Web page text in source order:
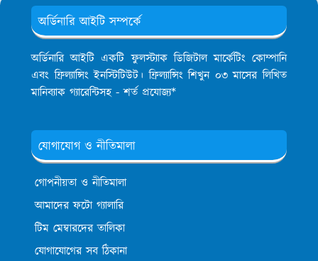
অর্ডিনারি আইটি সম্পর্কে
অর্ডিনারি আইটি একটি ফুলস্ট্যাক ডিজিটাল মার্কেটিং কোম্পানি
এবং ফ্রিল্যান্সিং ইনস্টিটিউট। ফ্রিল্যান্সিং শিখুন ০৩ মাসের লিখিত
মানিব্যাক গ্যারেন্টিসহ - শর্ত প্রযোজ্য*
যোগাযোগ ও নীতিমালা
গোপনীয়তা ও নীতিমালা
আমাদের ফটো গ্যালারি
টিম মেম্বারদের তালিকা
যোগাযোগের সব ঠিকানা